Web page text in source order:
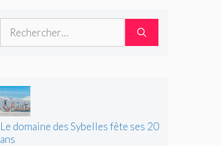
Le domaine des Sybelles fête ses 20
ans